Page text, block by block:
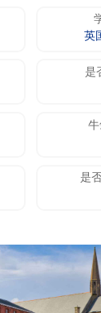
英
是
是